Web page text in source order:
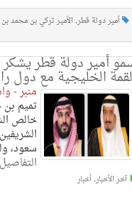
أمير دولة قطر, الأمير تركي بن محمد
أمير دولة قطر يشكر
الخليجية مع دول
منبر -
تميم بن
خالص
سعود،
التفاصيل
آخر الأخبار,أخبار